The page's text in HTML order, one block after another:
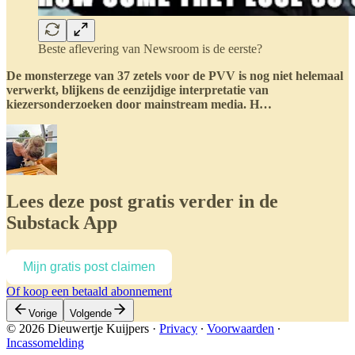
Beste aflevering van Newsroom is de eerste?
De monsterzege van 37 zetels voor de PVV is nog niet helemaal
verwerkt, blijkens de eenzijdige interpretatie van
kiezersonderzoeken door mainstream media. H…
Lees deze post gratis verder in de
Substack App
Mijn gratis post claimen
Of koop een betaald abonnement
Vorige Volgende
© 2026 Dieuwertje Kuijpers · Privacy ∙ Voorwaarden ∙
Incassomelding